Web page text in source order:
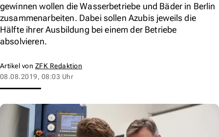
gewinnen wollen die Wasserbetriebe und Bäder in Berlin
zusammenarbeiten. Dabei sollen Azubis jeweils die
Hälfte ihrer Ausbildung bei einem der Betriebe
absolvieren.
Artikel von ZFK Redaktion
08.08.2019, 08:03 Uhr